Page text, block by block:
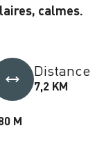
calmes.
Distance
7,2 KM
M